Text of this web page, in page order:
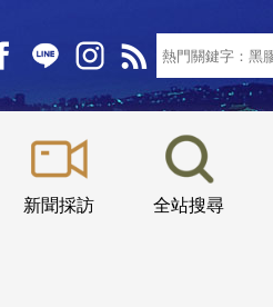
新聞採訪 全站搜尋